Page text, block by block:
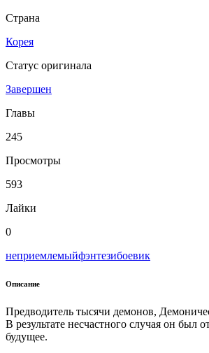
Страна
Корея
Статус оригинала
Завершен
Главы
245
Просмотры
593
Лайки
0
неприемлемыйфэнтезибоевик
Описание
Предводитель тысячи демонов,
В результате несчастного случая он был
будущее.